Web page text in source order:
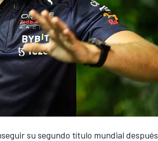
su segundo título mundial después